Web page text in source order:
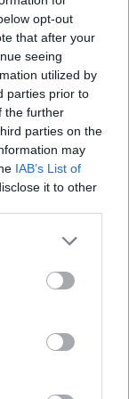
opt-out
that after your
seeing
utilized by
parties prior to
the further
parties on the
may
IAB’s List of
it to other
donde
de la
de la
seguridad
que
han
“Se
al
de medidas
vuelos a
de